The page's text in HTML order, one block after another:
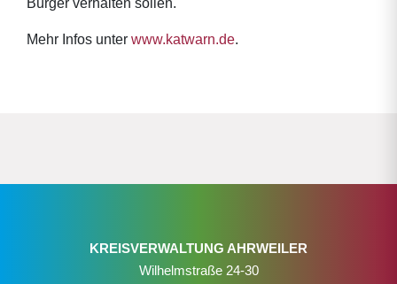
Bürger verhalten sollen.
Mehr Infos unter www.katwarn.de.
KREISVERWALTUNG AHRWEILER
Wilhelmstraße 24-30